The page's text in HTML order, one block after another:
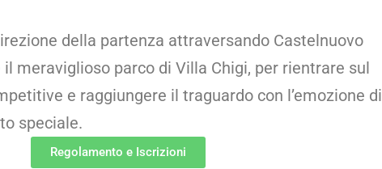
della partenza attraversando Castelnuovo
meraviglioso parco di Villa Chigi, per rientrare sul
e raggiungere il traguardo con l’emozione di
speciale.
Regolamento e Iscrizioni